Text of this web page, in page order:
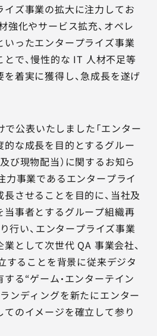
見積・お問い合わせ
日9:30〜18:00）
連絡は03-5333-1246
ズ事業の拡大に注力してお
強化やサービス拡充、オペレ
ったエンタープライズ事業
で、慢性的な IT 人材不足等
着実に獲得し、急成長を遂げ
公表いたしました「エンター
的な成長を目的とするグルー
び現物配当）に関するお知ら
力事業であるエンタープライ
させることを目的に、当社及
当事者とするグループ組織再
行い、エンタープライズ事業
として次世代 QA 事業会社、
することを背景に従来デジタ
る“ゲーム・エンターテイン
ンディングを新たにエンター
のイメージを確立して参り